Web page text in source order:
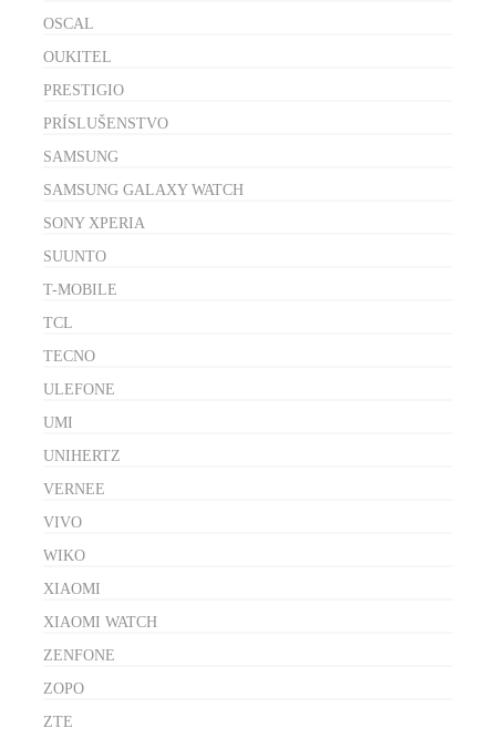
OSCAL
OUKITEL
PRESTIGIO
PRÍSLUŠENSTVO
SAMSUNG
SAMSUNG GALAXY WATCH
SONY XPERIA
SUUNTO
T-MOBILE
TCL
TECNO
ULEFONE
UMI
UNIHERTZ
VERNEE
VIVO
WIKO
XIAOMI
XIAOMI WATCH
ZENFONE
ZOPO
ZTE